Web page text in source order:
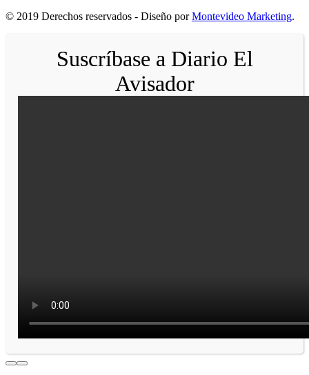
© 2019 Derechos reservados - Diseño porMontevideo Marketing.
Suscríbase a Diario El
Avisador